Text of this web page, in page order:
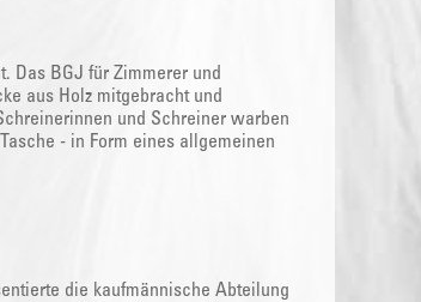
Das BGJ für Zimmerer und
aus Holz mitgebracht und
und Schreiner warben
- in Form eines allgemeinen
die kaufmännische Abteilung